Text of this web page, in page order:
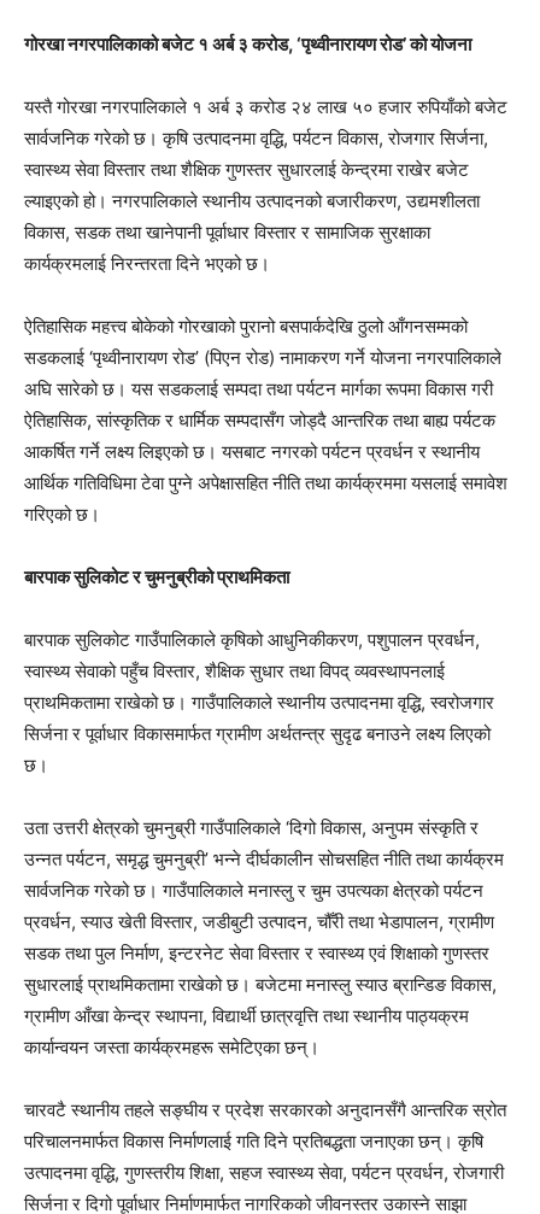
गोरखा नगरपालिकाको बजेट १ अर्ब ३ करोड, ‘पृथ्वीनारायण रोड’ को योजना
यस्तै गोरखा नगरपालिकाले १ अर्ब ३ करोड २४ लाख ५० हजार रुपियाँको बजेट
सार्वजनिक गरेको छ। कृषि उत्पादनमा वृद्धि, पर्यटन विकास, रोजगार सिर्जना,
स्वास्थ्य सेवा विस्तार तथा शैक्षिक गुणस्तर सुधारलाई केन्द्रमा राखेर बजेट
ल्याइएको हो। नगरपालिकाले स्थानीय उत्पादनको बजारीकरण, उद्यमशीलता
विकास, सडक तथा खानेपानी पूर्वाधार विस्तार र सामाजिक सुरक्षाका
कार्यक्रमलाई निरन्तरता दिने भएको छ।
ऐतिहासिक महत्त्व बोकेको गोरखाको पुरानो बसपार्कदेखि ठुलो आँगनसम्मको
सडकलाई ‘पृथ्वीनारायण रोड’ (पिएन रोड) नामाकरण गर्ने योजना नगरपालिकाले
अघि सारेको छ। यस सडकलाई सम्पदा तथा पर्यटन मार्गका रूपमा विकास गरी
ऐतिहासिक, सांस्कृतिक र धार्मिक सम्पदासँग जोड्दै आन्तरिक तथा बाह्य पर्यटक
आकर्षित गर्ने लक्ष्य लिइएको छ। यसबाट नगरको पर्यटन प्रवर्धन र स्थानीय
आर्थिक गतिविधिमा टेवा पुग्ने अपेक्षासहित नीति तथा कार्यक्रममा यसलाई समावेश
गरिएको छ।
बारपाक सुलिकोट र चुमनुब्रीको प्राथमिकता
बारपाक सुलिकोट गाउँपालिकाले कृषिको आधुनिकीकरण, पशुपालन प्रवर्धन,
स्वास्थ्य सेवाको पहुँच विस्तार, शैक्षिक सुधार तथा विपद् व्यवस्थापनलाई
प्राथमिकतामा राखेको छ। गाउँपालिकाले स्थानीय उत्पादनमा वृद्धि, स्वरोजगार
सिर्जना र पूर्वाधार विकासमार्फत ग्रामीण अर्थतन्त्र सुदृढ बनाउने लक्ष्य लिएको
छ।
उता उत्तरी क्षेत्रको चुमनुब्री गाउँपालिकाले ‘दिगो विकास, अनुपम संस्कृति र
उन्नत पर्यटन, समृद्ध चुमनुब्री’ भन्ने दीर्घकालीन सोचसहित नीति तथा कार्यक्रम
सार्वजनिक गरेको छ। गाउँपालिकाले मनास्लु र चुम उपत्यका क्षेत्रको पर्यटन
प्रवर्धन, स्याउ खेती विस्तार, जडीबुटी उत्पादन, चौँरी तथा भेडापालन, ग्रामीण
सडक तथा पुल निर्माण, इन्टरनेट सेवा विस्तार र स्वास्थ्य एवं शिक्षाको गुणस्तर
सुधारलाई प्राथमिकतामा राखेको छ। बजेटमा मनास्लु स्याउ ब्रान्डिङ विकास,
ग्रामीण आँखा केन्द्र स्थापना, विद्यार्थी छात्रवृत्ति तथा स्थानीय पाठ्यक्रम
कार्यान्वयन जस्ता कार्यक्रमहरू समेटिएका छन्।
चारवटै स्थानीय तहले सङ्घीय र प्रदेश सरकारको अनुदानसँगै आन्तरिक स्रोत
परिचालनमार्फत विकास निर्माणलाई गति दिने प्रतिबद्धता जनाएका छन्। कृषि
उत्पादनमा वृद्धि, गुणस्तरीय शिक्षा, सहज स्वास्थ्य सेवा, पर्यटन प्रवर्धन, रोजगारी
सिर्जना र दिगो पूर्वाधार निर्माणमार्फत नागरिकको जीवनस्तर उकास्ने साझा